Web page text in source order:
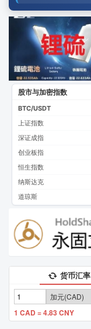
广告2
股市与加密指数
BTC/USDT
上证指数
深证成指
创业板指
恒生指数
纳斯达克
道琼斯
货币汇率
1 CAD = 4.83 CNY